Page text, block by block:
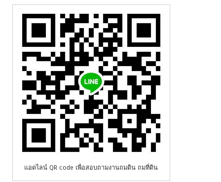
แอดไลน์ QR code เพื่อสอบถามงานถมดิน ถมที่ดิน